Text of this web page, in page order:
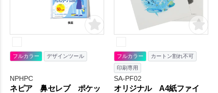
フルカラー デザインツール
NPHPC
ネピア 鼻セレブ ポケッ
フルカラー
カートン割れ不可
印刷専用
SA-PF02
オリジナル A4紙ファイ